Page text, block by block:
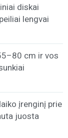
diskai
lengvai
cm ir vos
įrenginį prie
juosta